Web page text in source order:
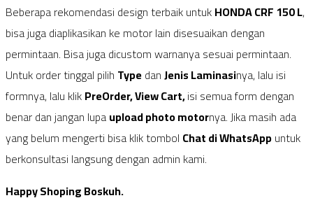
Beberapa rekomendasi design terbaik untukHONDA CRF 150 L,
bisa juga diaplikasikan ke motor lain disesuaikan dengan
permintaan. Bisa juga dicustom warnanya sesuai permintaan.
Untuk order tinggal pilih TypedanJenis Laminasinya, lalu isi
formnya, lalu klikPreOrder, View Cart,isi semua form dengan
benar dan jangan lupaupload photo motornya. Jika masih ada
yang belum mengerti bisa klik tombol Chat di WhatsAppuntuk
berkonsultasi langsung dengan admin kami.
Happy Shoping Boskuh.